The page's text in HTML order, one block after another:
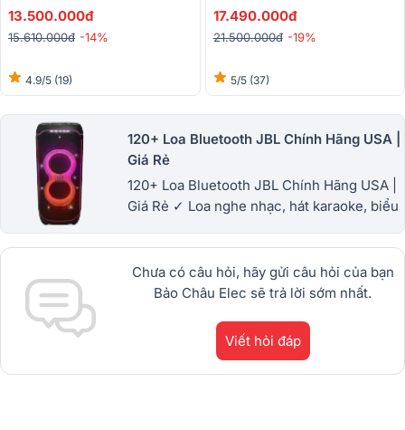
Bluetooth 5.4)
13.500.000đ
15.610.000đ -14%
4.9/5 (19)
17.490.000đ
21.500.000đ -19%
5/5 (37)
120+ Loa Bluetooth JBL Chính Hãng USA |
Giá Rẻ
120+ Loa Bluetooth JBL Chính Hãng USA |
Giá Rẻ ✓ Loa nghe nhạc, hát karaoke, biểu
Giảm giá đến 29% ✓BH 12 tháng
Chưa có câu hỏi, hãy gửi câu hỏi của bạn
Bảo Châu Elec sẽ trả lời sớm nhất.
Viết hỏi đáp